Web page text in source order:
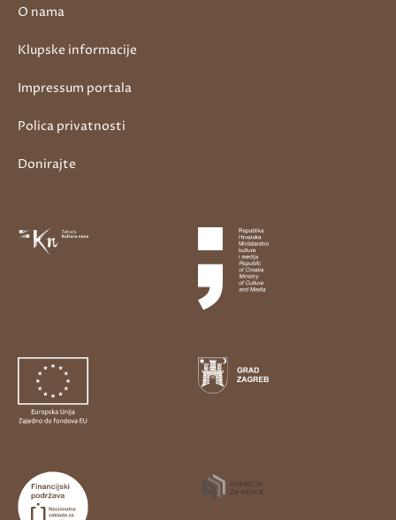
O nama
Klupske informacije
Impressum portala
Polica privatnosti
Donirajte